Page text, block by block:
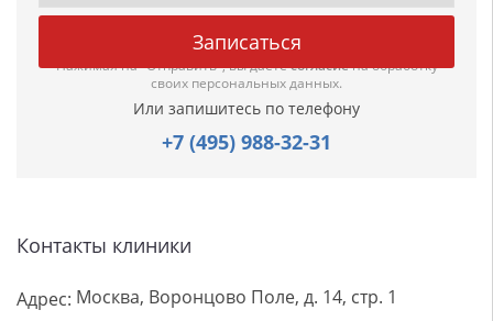
Нажимая на "Отправить", вы даетесогласиена обработку
своих персональных данных.
Или запишитесь по телефону
+7 (495) 988-32-31
Контакты клиники
Адрес: Москва, Воронцово Поле, д. 14, стр. 1